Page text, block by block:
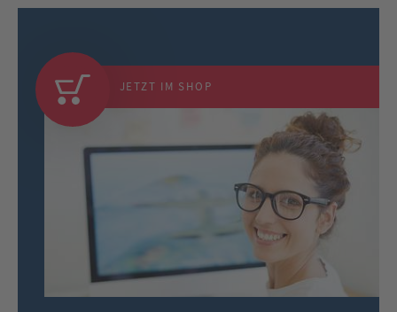
Nutzen
nachfolgend
Pfeiltasten
(links/rechts)
vorherigen/nächsten
aktiven
JETZT IM SHOP